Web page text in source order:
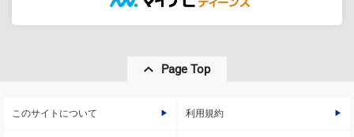
Page Top
このサイトについて 利用規約